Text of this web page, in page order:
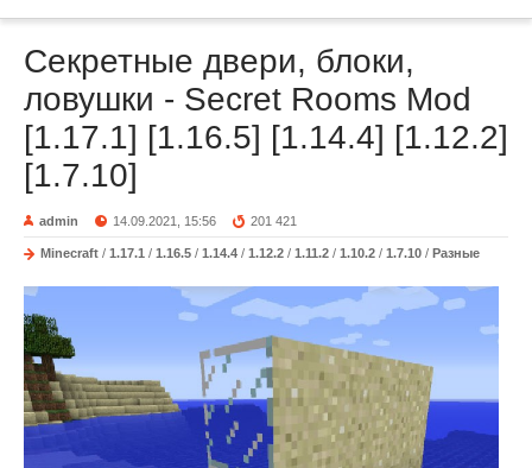
Секретные двери, блоки,
ловушки - Secret Rooms Mod
[1.17.1] [1.16.5] [1.14.4] [1.12.2]
[1.7.10]
admin 14.09.2021, 15:56 201 421
Minecraft / 1.17.1 / 1.16.5 / 1.14.4 / 1.12.2 / 1.11.2 / 1.10.2 / 1.7.10 / Разные